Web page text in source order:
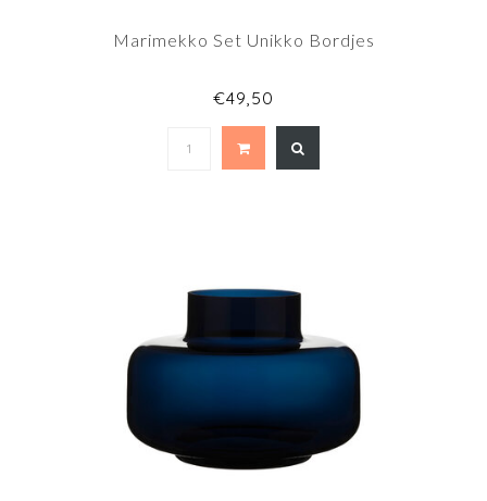
Marimekko Set Unikko Bordjes
€49,50